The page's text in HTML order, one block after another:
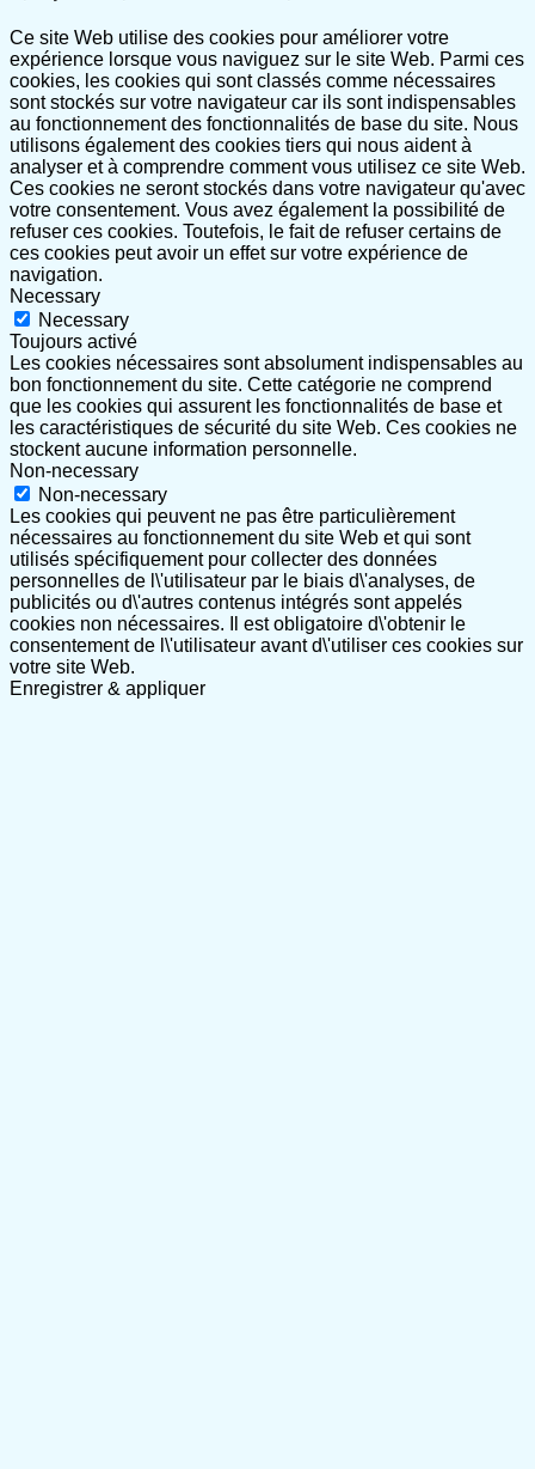
Ce site Web utilise des cookies pour améliorer votre
expérience lorsque vous naviguez sur le site Web. Parmi ces
cookies, les cookies qui sont classés comme nécessaires
sont stockés sur votre navigateur car ils sont indispensables
au fonctionnement des fonctionnalités de base du site. Nous
utilisons également des cookies tiers qui nous aident à
analyser et à comprendre comment vous utilisez ce site Web.
Ces cookies ne seront stockés dans votre navigateur qu'avec
votre consentement. Vous avez également la possibilité de
refuser ces cookies. Toutefois, le fait de refuser certains de
ces cookies peut avoir un effet sur votre expérience de
navigation.
Necessary
Necessary
Toujours activé
Les cookies nécessaires sont absolument indispensables au
bon fonctionnement du site. Cette catégorie ne comprend
que les cookies qui assurent les fonctionnalités de base et
les caractéristiques de sécurité du site Web. Ces cookies ne
stockent aucune information personnelle.
Non-necessary
Non-necessary
Les cookies qui peuvent ne pas être particulièrement
nécessaires au fonctionnement du site Web et qui sont
utilisés spécifiquement pour collecter des données
personnelles de l\'utilisateur par le biais d\'analyses, de
publicités ou d\'autres contenus intégrés sont appelés
cookies non nécessaires. Il est obligatoire d\'obtenir le
consentement de l\'utilisateur avant d\'utiliser ces cookies sur
votre site Web.
Enregistrer & appliquer